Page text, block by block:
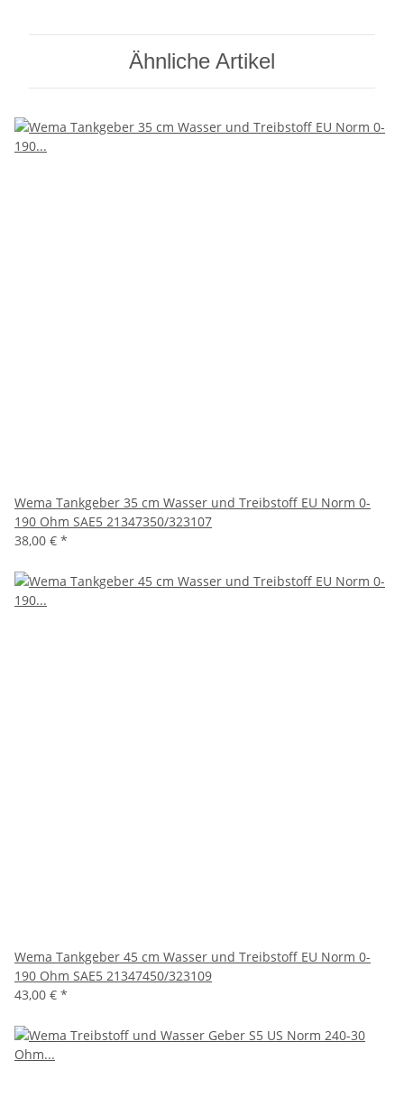
Ähnliche Artikel
Wema Tankgeber 35 cm Wasser und Treibstoff EU Norm 0-
190 Ohm SAE5 21347350/323107
38,00 € *
Wema Tankgeber 45 cm Wasser und Treibstoff EU Norm 0-
190 Ohm SAE5 21347450/323109
43,00 € *